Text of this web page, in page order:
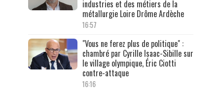
industries et des métiers de la
métallurgie Loire Drôme Ardèche
16:57
"Vous ne ferez plus de politique" :
chambré par Cyrille Isaac-Sibille sur
le village olympique, Éric Ciotti
contre-attaque
16:16